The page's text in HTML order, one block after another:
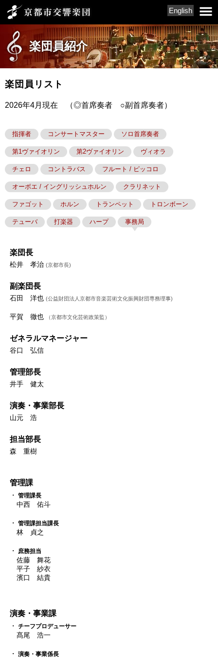
English
楽団員紹介
楽団員リスト
2026年4月現在 （◎首席奏者 ○副首席奏者）
指揮者 コンサートマスター ソロ首席奏者
第1ヴァイオリン 第2ヴァイオリン ヴィオラ
チェロ コントラバス フルート / ピッコロ
オーボエ / イングリッシュホルン クラリネット
ファゴット ホルン トランペット トロンボーン
テューバ 打楽器 ハープ 事務局
楽団長
松井 孝治 (京都市長)
副楽団長
石田 洋也 (公益財団法人京都市音楽芸術文化振興財団専務理事)
平賀 徹也 （京都市文化芸術政策監）
ゼネラルマネージャー
谷口 弘信
管理部長
井手 健太
演奏・事業部長
山元 浩
担当部長
森 重樹
管理課
管理課長
中西 佑斗
管理課担当課長
林 貞之
庶務担当
佐藤 舞花
平子 紗衣
濱口 結貴
演奏・事業課
チーフプロデューサー
髙尾 浩一
演奏・事業係長